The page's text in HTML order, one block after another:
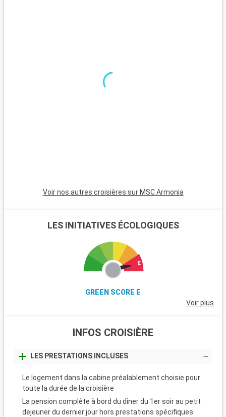
et d'authenticité zouloue. Pour une expérience culturelle
distincte, une visite à Pietermaritzburg, avec son architecture
Voir nos autres croisières sur MSC Armonia
LES INITIATIVES ÉCOLOGIQUES
GREEN SCORE E
Voir plus
INFOS CROISIÈRE
LES PRESTATIONS INCLUSES
Le logement dans la cabine préalablement choisie pour
toute la durée de la croisière
La pension complète à bord du dîner du 1er soir au petit
dejeuner du dernier jour hors prestations spécifiques